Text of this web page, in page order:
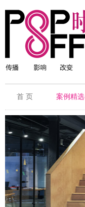
首 页 案例精选